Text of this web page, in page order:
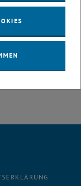
für Wasserprojekte in
eine externe URL in
, öffnet eine externe